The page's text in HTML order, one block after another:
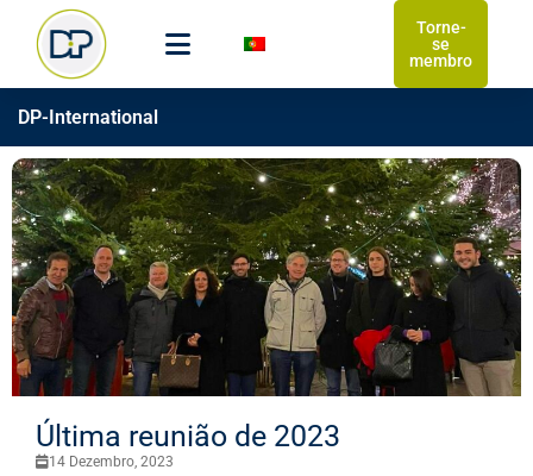
Torne-
se
membro
DP-International
Última reunião de 2023
14 Dezembro, 2023